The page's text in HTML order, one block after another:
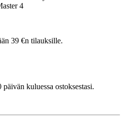
4
39 €n tilauksille.
kuluessa ostoksestasi.